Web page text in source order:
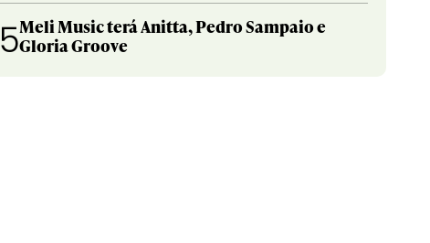
5Meli Music terá Anitta, Pedro Sampaio e
Gloria Groove